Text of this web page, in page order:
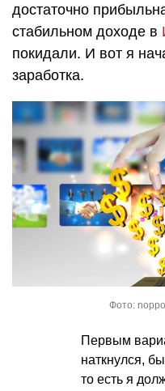
достаточно
стабильном доходе в
покидали. И вот я
заработка.
Фото:
Первым
наткнулся,
то есть я